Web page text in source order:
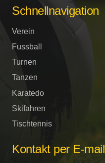
Schnellnavigation
Verein
Fussball
Turnen
Tanzen
Karatedo
Skifahren
Tischtennis
Kontakt per E-mail